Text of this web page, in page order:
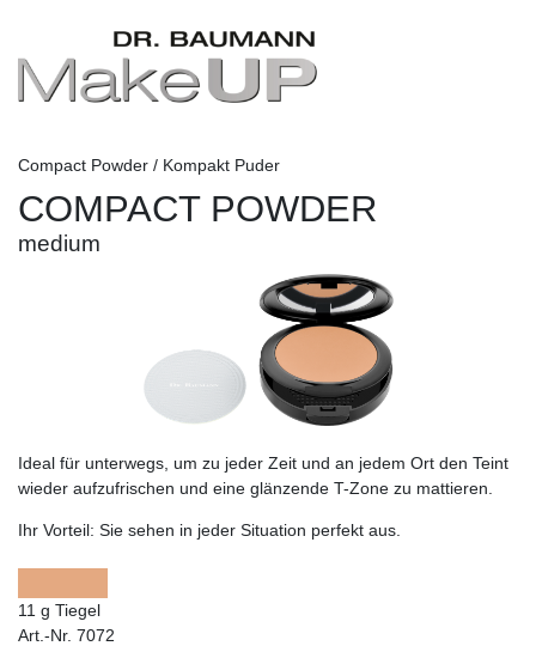
Compact Powder / Kompakt Puder
COMPACT POWDER
medium
Ideal für unterwegs, um zu jeder Zeit und an jedem Ort den Teint
wieder aufzufrischen und eine glänzende T-Zone zu mattieren.
Ihr Vorteil: Sie sehen in jeder Situation perfekt aus.
11 g Tiegel
Art.-Nr. 7072